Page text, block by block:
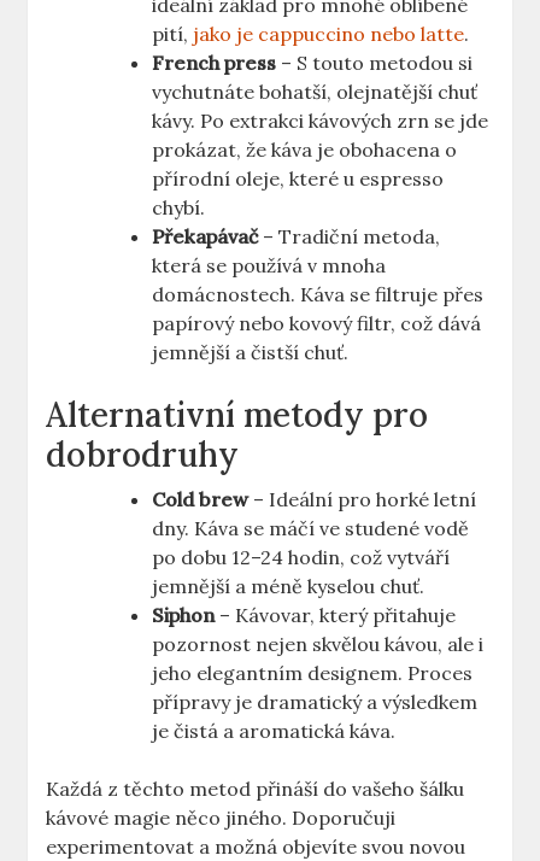
ideální základ pro mnohé oblíbené
pití, jako je cappuccino nebo latte.
French press – S touto metodou si
vychutnáte bohatší, olejnatější chuť
kávy. Po extrakci kávových zrn se jde
prokázat, že káva je obohacena o
přírodní oleje, které u espresso
chybí.
Překapávač– Tradiční metoda,
která se používá v mnoha
domácnostech. Káva se filtruje přes
papírový nebo kovový filtr, což dává
jemnější a čistší chuť.
Alternativní metody pro
dobrodruhy
Cold brew– Ideální pro horké letní
dny. Káva se máčí ve studené vodě
po dobu 12–24 hodin, což vytváří
jemnější a méně kyselou chuť.
Siphon– Kávovar, který přitahuje
pozornost nejen skvělou kávou, ale i
jeho elegantním designem. Proces
přípravy je dramatický a výsledkem
je čistá a aromatická káva.
Každá z těchto metod přináší do vašeho šálku
kávové magie něco jiného. Doporučuji
experimentovat a možná objevíte svou novou